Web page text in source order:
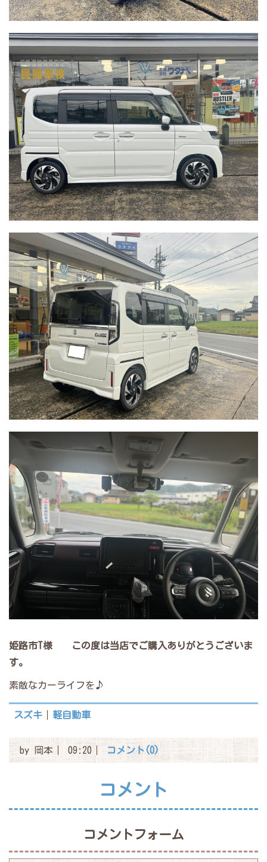
姫路市T様
この度は当店でご購入ありがとうございま
す。
素敵なカーライフを♪
スズキ 軽自動車
by岡本 09:20 コメント(0)
コメント
コメントフォーム